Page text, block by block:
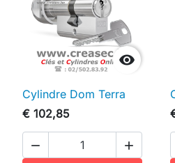

Cylindre Dom Terra
€ 102,85
 